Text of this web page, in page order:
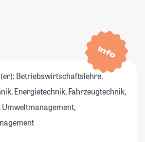
Info
Betriebswirtschaftslehre,
Energietechnik, Fahrzeugtechnik,